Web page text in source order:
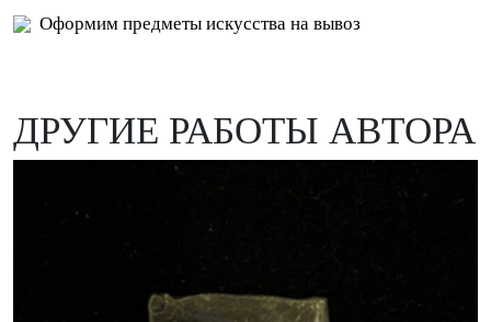
Оформим предметы искусства на вывоз
ДРУГИЕ РАБОТЫ АВТОРА